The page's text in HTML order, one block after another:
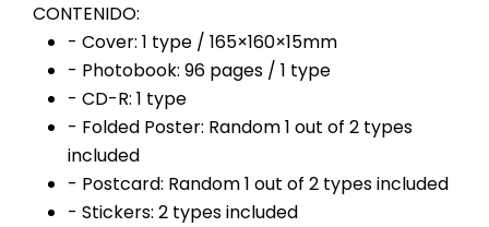
CONTENIDO:
- Cover: 1 type / 165×160×15mm
- Photobook: 96 pages / 1 type
- CD-R: 1 type
- Folded Poster: Random 1 out of 2 types
included
- Postcard: Random 1 out of 2 types included
- Stickers: 2 types included